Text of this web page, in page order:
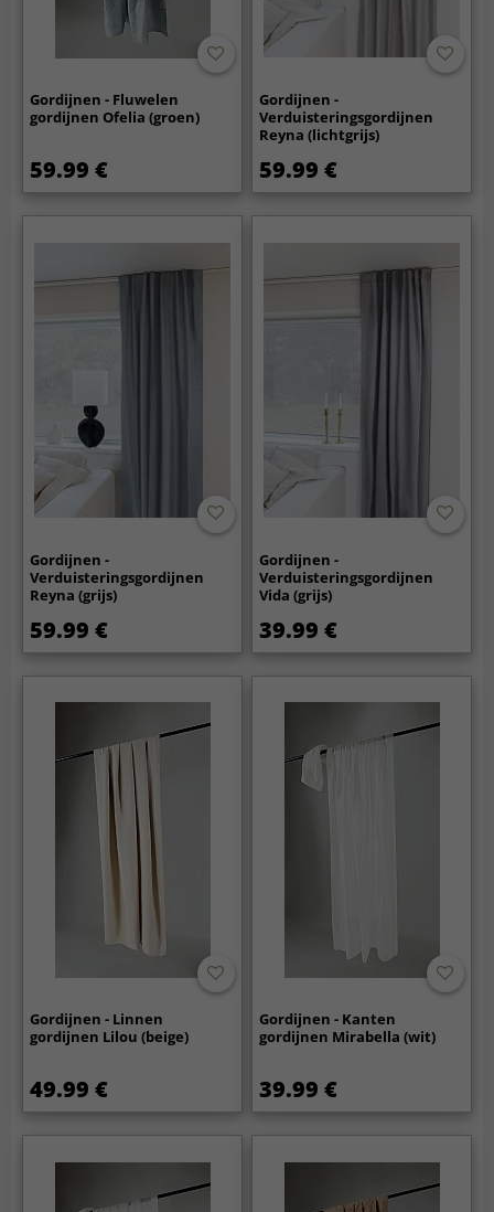
Gordijnen - Fluwelen
gordijnen Ofelia (groen)
59.99 €
Gordijnen -
Verduisteringsgordijnen
Reyna (lichtgrijs)
59.99 €
Gordijnen -
Verduisteringsgordijnen
Reyna (grijs)
59.99 €
Gordijnen -
Verduisteringsgordijnen
Vida (grijs)
39.99 €
Gordijnen - Linnen
gordijnen Lilou (beige)
49.99 €
Gordijnen - Kanten
gordijnen Mirabella (wit)
39.99 €